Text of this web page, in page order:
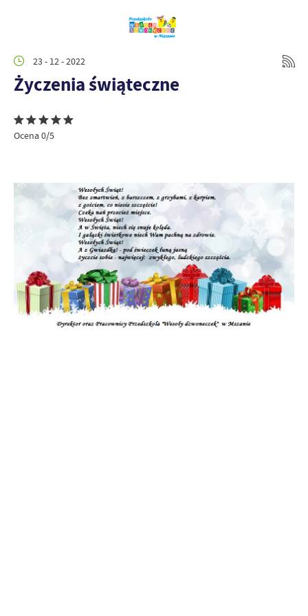
23 - 12 - 2022
Życzenia świąteczne
Ocena 0/5